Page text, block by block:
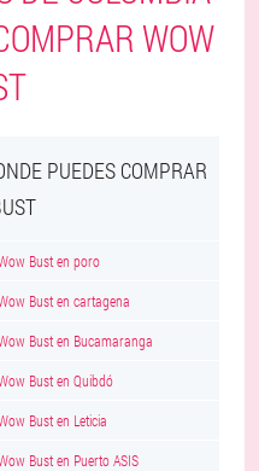
WOW
PUEDES COMPRAR
Bust en poro
Bust en cartagena
Bust en Bucamaranga
Bust en Quibdó
Bust en Leticia
Bust en Puerto ASIS